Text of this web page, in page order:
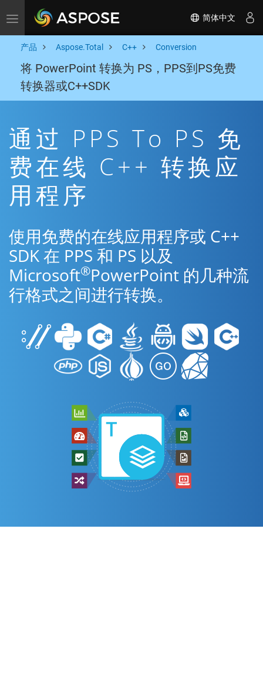
Toggle navigation 简体中文
产品 Aspose.Total C++ Conversion
将 PowerPoint 转换为 PS，PPS到PS免费
转换器或C++SDK
通过 PPS To PS 免
费在线 C++ 转换应
用程序
使用免费的在线应用程序或 C++
SDK 在 PPS 和 PS 以及
Microsoft®PowerPoint 的几种流
行格式之间进行转换。